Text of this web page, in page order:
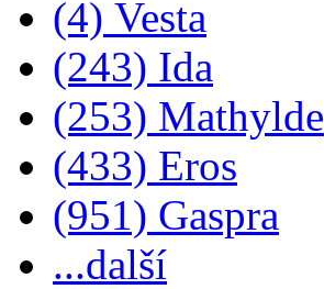
(4) Vesta
(243) Ida
(253) Mathylde
(433) Eros
(951) Gaspra
...další